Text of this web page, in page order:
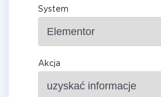
System
Akcja